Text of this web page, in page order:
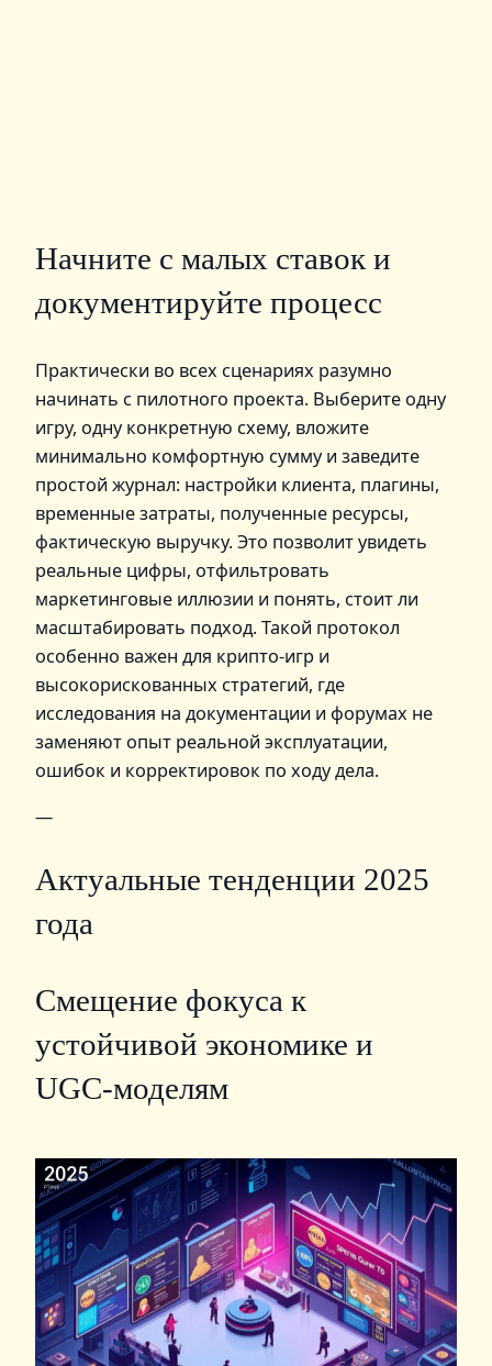
Начните с малых ставок и
документируйте процесс
Практически во всех сценариях разумно
начинать с пилотного проекта. Выберите одну
игру, одну конкретную схему, вложите
минимально комфортную сумму и заведите
простой журнал: настройки клиента, плагины,
временные затраты, полученные ресурсы,
фактическую выручку. Это позволит увидеть
реальные цифры, отфильтровать
маркетинговые иллюзии и понять, стоит ли
масштабировать подход. Такой протокол
особенно важен для крипто‑игр и
высокорискованных стратегий, где
исследования на документации и форумах не
заменяют опыт реальной эксплуатации,
ошибок и корректировок по ходу дела.
—
Актуальные тенденции 2025
года
Смещение фокуса к
устойчивой экономике и
UGC‑моделям